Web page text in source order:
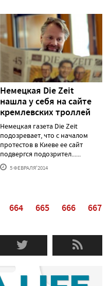
Немецкая Die Zeit
нашла у себя на сайте
кремлевских троллей
Немецкая газета Die Zeit
подозревает, что с началом
протестов в Киеве ее сайт
подвергся подозрител......
5 ФЕВРАЛЯ'2014
664 665 666 667